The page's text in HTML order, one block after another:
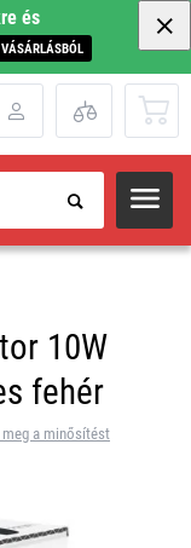
és
10W
fehér
a minősítést